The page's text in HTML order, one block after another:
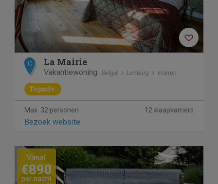
C La Mairie
Vakantiewoning België Limburg Voeren
Topadv.
Max. 32 personen 12 slaapkamers
Bezoek website
Previous Next
Vanaf
€890
per nacht